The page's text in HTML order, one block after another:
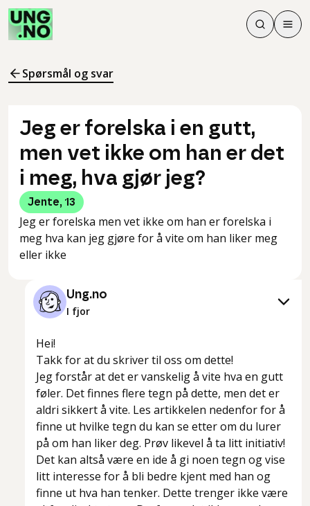
Søk
Søk
Meny
Spørsmål og svar
Jeg er forelska i en gutt,
men vet ikke om han er det
i meg, hva gjør jeg?
Jente, 13
Jeg er forelska men vet ikke om han er forelska i
meg hva kan jeg gjøre for å vite om han liker meg
eller ikke
Ung.no
I fjor
Hei!
Takk for at du skriver til oss om dette!
Jeg forstår at det er vanskelig å vite hva en gutt
føler. Det finnes flere tegn på dette, men det er
aldri sikkert å vite. Les artikkelen nedenfor for å
finne ut hvilke tegn du kan se etter om du lurer
på om han liker deg. Prøv likevel å ta litt initiativ!
Det kan altså være en ide å gi noen tegn og vise
litt interesse for å bli bedre kjent med han og
finne ut hva han tenker. Dette trenger ikke være